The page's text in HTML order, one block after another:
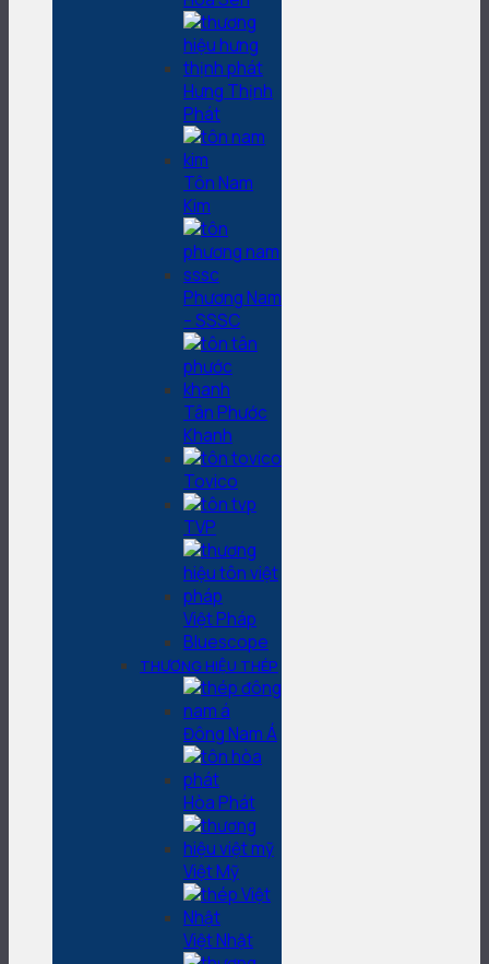
Hưng Thịnh
Phát
Tôn Nam
Kim
Phương Nam
– SSSC
Tân Phước
Khanh
Tovico
TVP
Việt Pháp
Bluescope
THƯƠNG HIỆU THÉP
Đông Nam Á
Hòa Phát
Việt Mỹ
Việt Nhật